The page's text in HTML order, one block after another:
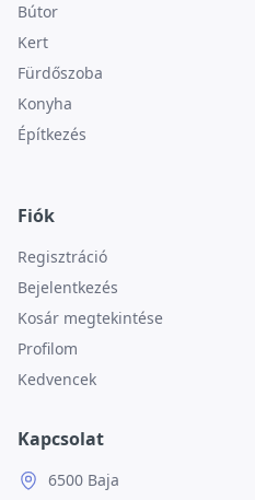
Bútor
Kert
Fürdőszoba
Konyha
Építkezés
Fiók
Regisztráció
Bejelentkezés
Kosár megtekintése
Profilom
Kedvencek
Kapcsolat
6500 Baja